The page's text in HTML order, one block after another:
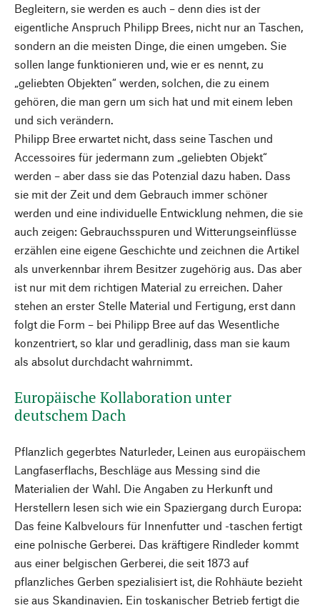
Begleitern, sie werden es auch – denn dies ist der
eigentliche Anspruch Philipp Brees, nicht nur an Taschen,
sondern an die meisten Dinge, die einen umgeben. Sie
sollen lange funktionieren und, wie er es nennt, zu
„geliebten Objekten“ werden, solchen, die zu einem
gehören, die man gern um sich hat und mit einem leben
und sich verändern.
Philipp Bree erwartet nicht, dass seine Taschen und
Accessoires für jedermann zum „geliebten Objekt“
werden – aber dass sie das Potenzial dazu haben. Dass
sie mit der Zeit und dem Gebrauch immer schöner
werden und eine individuelle Entwicklung nehmen, die sie
auch zeigen: Gebrauchsspuren und Witterungseinflüsse
erzählen eine eigene Geschichte und zeichnen die Artikel
als unverkennbar ihrem Besitzer zugehörig aus. Das aber
ist nur mit dem richtigen Material zu erreichen. Daher
stehen an erster Stelle Material und Fertigung, erst dann
folgt die Form – bei Philipp Bree auf das Wesentliche
konzentriert, so klar und geradlinig, dass man sie kaum
als absolut durchdacht wahrnimmt.
Europäische Kollaboration unter
deutschem Dach
Pflanzlich gegerbtes Naturleder, Leinen aus europäischem
Langfaserflachs, Beschläge aus Messing sind die
Materialien der Wahl. Die Angaben zu Herkunft und
Herstellern lesen sich wie ein Spaziergang durch Europa:
Das feine Kalbvelours für Innenfutter und -taschen fertigt
eine polnische Gerberei. Das kräftigere Rindleder kommt
aus einer belgischen Gerberei, die seit 1873 auf
pflanzliches Gerben spezialisiert ist, die Rohhäute bezieht
sie aus Skandinavien. Ein toskanischer Betrieb fertigt die